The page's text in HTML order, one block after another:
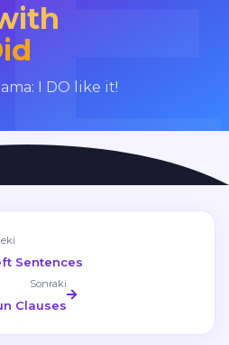
I DO like it!
Sentences
Sonraki
Clauses